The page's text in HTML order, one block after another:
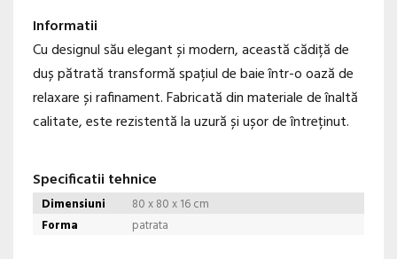
Informatii
Cu designul său elegant și modern, această cădiță de
duș pătrată transformă spațiul de baie într-o oază de
relaxare și rafinament. Fabricată din materiale de înaltă
calitate, este rezistentă la uzură și ușor de întreținut.
Specificatii tehnice
Dimensiuni
80 x 80 x 16 cm
Forma
patrata